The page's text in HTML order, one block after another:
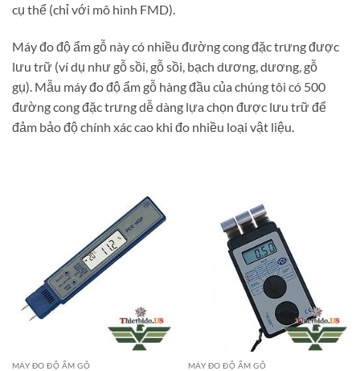
cụ thể (chỉ với mô hình FMD).
Máy đo độ ẩm gỗ này có nhiều đường cong đặc trưng được
lưu trữ (ví dụ như gỗ sồi, gỗ sồi, bạch dương, dương, gỗ
gụ). Mẫu máy đo độ ẩm gỗ hàng đầu của chúng tôi có 500
đường cong đặc trưng dễ dàng lựa chọn được lưu trữ để
đảm bảo độ chính xác cao khi đo nhiều loại vật liệu.
MÁY ĐO ĐỘ ẨM GỖ MÁY ĐO ĐỘ ẨM GỖ